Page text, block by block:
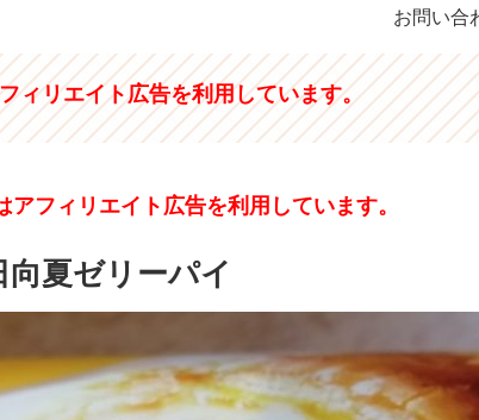
お問い合
ィリエイト広告を利用しています。
アフィリエイト広告を利用しています。
夏ゼリーパイ